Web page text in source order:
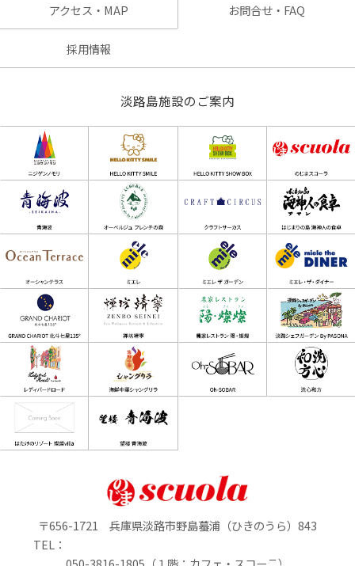
アクセス・MAP お問合せ・FAQ
採用情報
淡路島施設のご案内
〒656-1721 兵庫県淡路市野島蟇浦（ひきのうら）843
TEL：